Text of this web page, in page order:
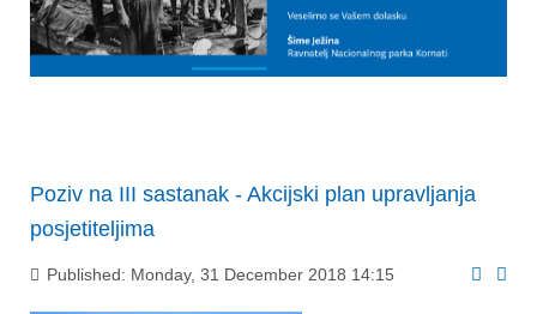
Poziv na III sastanak - Akcijski plan upravljanja
posjetiteljima
Published: Monday, 31 December 2018 14:15